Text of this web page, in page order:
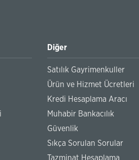
Diğer
Satılık Gayrimenkuller
Ürün ve Hizmet Ücretleri
Kredi Hesaplama Aracı
Muhabir Bankacılık
Güvenlik
Sıkça Sorulan Sorular
Tazminat Hesaplama